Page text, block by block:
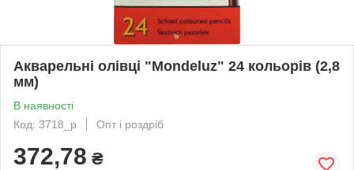
Акварельні олівці "Mondeluz" 24 кольорів (2,8
мм)
В наявності
Код: 3718_p
Опт і роздріб
372,78 ₴